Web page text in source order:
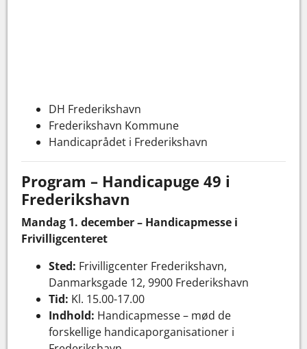
DH Frederikshavn
Frederikshavn Kommune
Handicaprådet i Frederikshavn
Program – Handicapuge 49 i
Frederikshavn
Mandag 1. december – Handicapmesse i
Frivilligcenteret
Sted: Frivilligcenter Frederikshavn,
Danmarksgade 12, 9900 Frederikshavn
Tid: Kl. 15.00-17.00
Indhold: Handicapmesse – mød de
forskellige handicaporganisationer i